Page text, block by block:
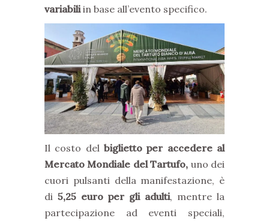
variabiliin base all’evento specifico.
Il costo del biglietto per accedere al
Mercato Mondiale del Tartufo, uno dei
cuori pulsanti della manifestazione, è
di 5,25 euro per gli adulti, mentre la
partecipazione ad eventi speciali,